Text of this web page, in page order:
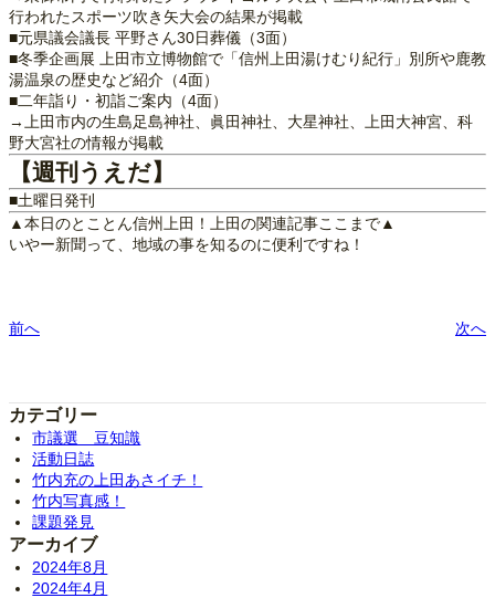
行われたスポーツ吹き矢大会の結果が掲載
■元県議会議長 平野さん30日葬儀（3面）
■冬季企画展 上田市立博物館で「信州上田湯けむり紀行」別所や鹿教
湯温泉の歴史など紹介（4面）
■二年詣り・初詣ご案内（4面）
→上田市内の生島足島神社、眞田神社、大星神社、上田大神宮、科
野大宮社の情報が掲載
【週刊うえだ】
■土曜日発刊
▲本日のとことん信州上田！上田の関連記事ここまで▲
いやー新聞って、地域の事を知るのに便利ですね！
前へ 次へ
カテゴリー
市議選 豆知識
活動日誌
竹内充の上田あさイチ！
竹内写真感！
課題発見
アーカイブ
2024年8月
2024年4月